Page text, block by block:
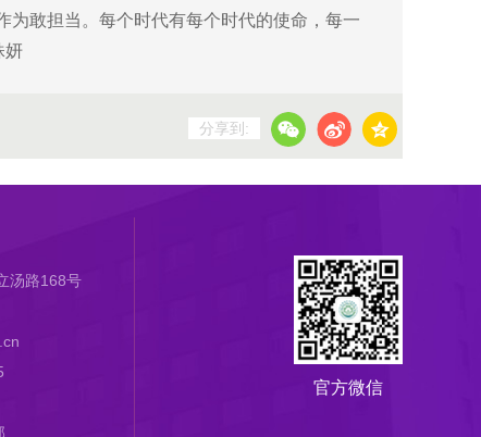
敢担当。每个时代有每个时代的使命，每一
妍
分享到:
汤路168号
官方微信